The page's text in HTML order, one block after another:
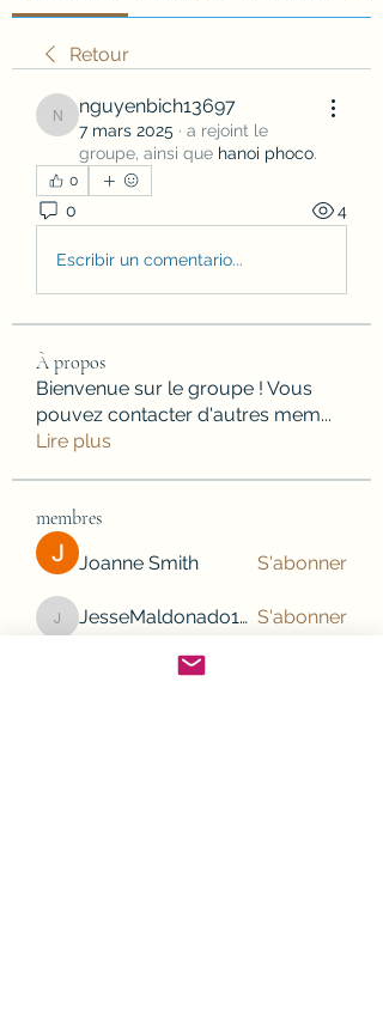
Retour
nguyenbich13697
nguyenbich13697
7 mars 2025 · a rejoint le
groupe, ainsi que hanoi phoco.
0
0 4
Escribir un comentario...
À propos
Bienvenue sur le groupe ! Vous
pouvez contacter d'autres mem...
Lire plus
membres
Joanne Smith S'abonner
JesseMaldonado1969116 JesseMaldonado1969116 S'abonner
Gamov Odas